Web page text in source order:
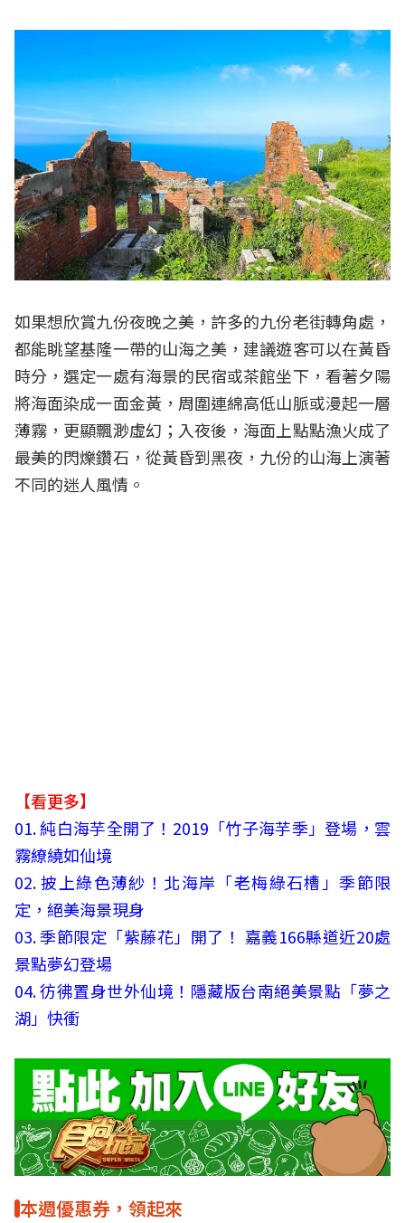
如果想欣賞九份夜晚之美，許多的九份老街轉角處，
都能眺望基隆一帶的山海之美，建議遊客可以在黃昏
時分，選定一處有海景的民宿或茶館坐下，看著夕陽
將海面染成一面金黃，周圍連綿高低山脈或漫起一層
薄霧，更顯飄渺虛幻；入夜後，海面上點點漁火成了
最美的閃爍鑽石，從黃昏到黑夜，九份的山海上演著
不同的迷人風情。
【看更多】
01. 純白海芋全開了！2019「竹子海芋季」登場，雲
霧繚繞如仙境
02. 披上綠色薄紗！北海岸「老梅綠石槽」季節限
定，絕美海景現身
03. 季節限定「紫藤花」開了！ 嘉義166縣道近20處
景點夢幻登場
04. 彷彿置身世外仙境！隱藏版台南絕美景點「夢之
湖」快衝
本週優惠券，領起來